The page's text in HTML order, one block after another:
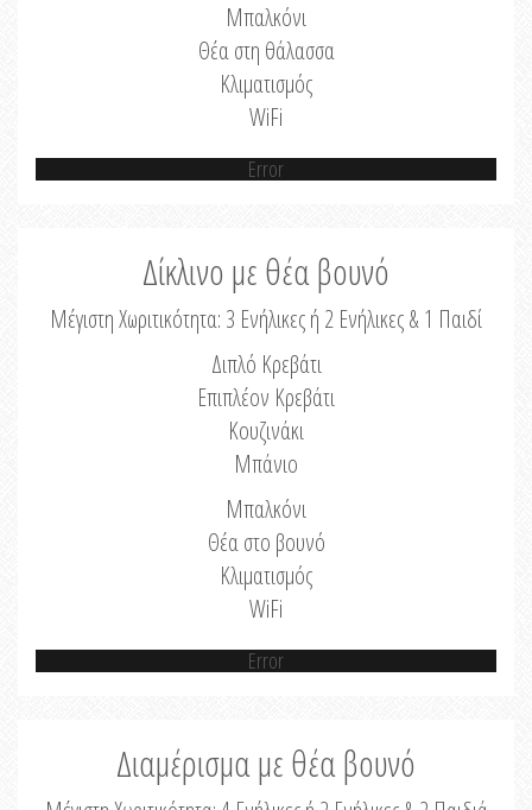
Μπαλκόνι
Θέα στη θάλασσα
Κλιματισμός
WiFi
Error
Δίκλινο με θέα βουνό
Μέγιστη Χωριτικότητα: 3 Ενήλικες ή 2 Ενήλικες & 1 Παιδί
Διπλό Κρεβάτι
Επιπλέον Κρεβάτι
Κουζινάκι
Μπάνιο
Μπαλκόνι
Θέα στο βουνό
Κλιματισμός
WiFi
Error
Διαμέρισμα με θέα βουνό